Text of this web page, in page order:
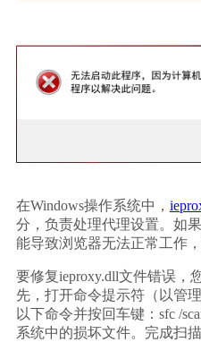
在Windows操作系统中，
分，负责处理代理设置。如
能导致浏览器无法正常工作
要修复ieproxy.dll文件错误，
先，打开命令提示符（以管
以下命令并按回车键：sfc /
系统中的损坏文件。完成扫